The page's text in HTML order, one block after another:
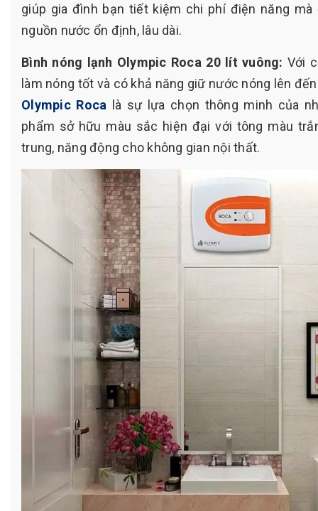
giúp gia đình bạn tiết kiệm chi phí điện năng
nguồn nước ổn định, lâu dài.
Bình nóng lạnh Olympic Roca 20 lít vuông: Với
làm nóng tốt và có khả năng giữ nước nóng lên
Olympic Roca là sự lựa chọn thông minh của
phẩm sở hữu màu sắc hiện đại với tông màu
trung, năng động cho không gian nội thất.